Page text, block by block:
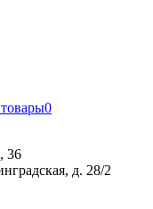
0
36
д. 28/2